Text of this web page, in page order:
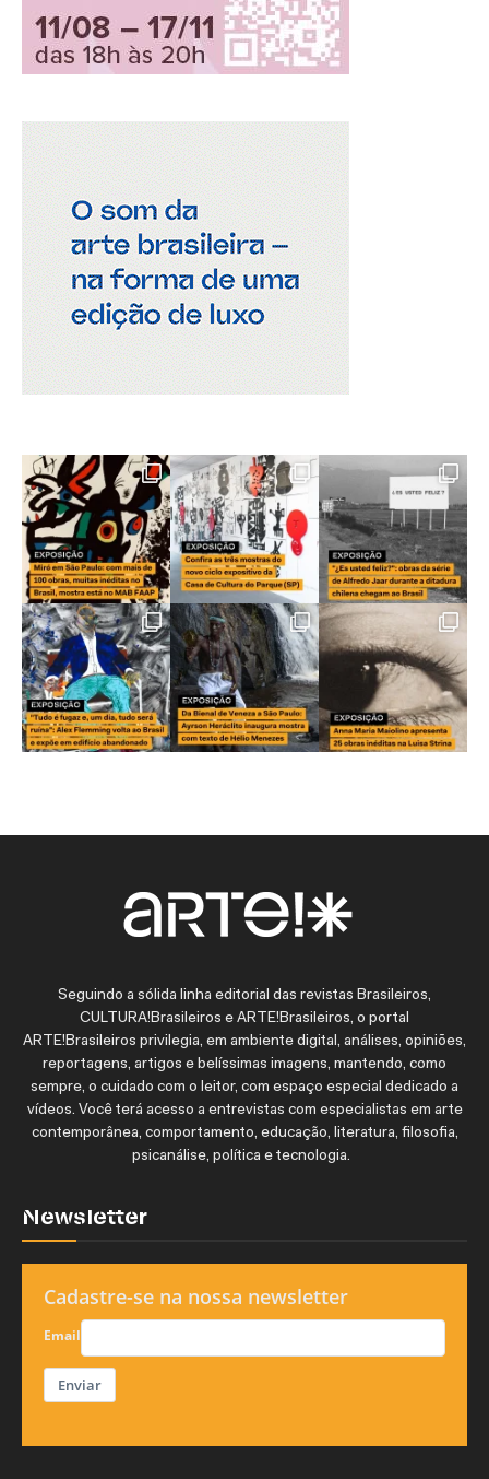
Seguindo a sólida linha editorial das revistas Brasileiros,
CULTURA!Brasileiros e ARTE!Brasileiros, o portal
ARTE!Brasileiros privilegia, em ambiente digital, análises, opiniões,
reportagens, artigos e belíssimas imagens, mantendo, como
sempre, o cuidado com o leitor, com espaço especial dedicado a
vídeos. Você terá acesso a entrevistas com especialistas em arte
contemporânea, comportamento, educação, literatura, filosofia,
psicanálise, política e tecnologia.
Newsletter
Cadastre-se na nossa newsletter
Email
Enviar